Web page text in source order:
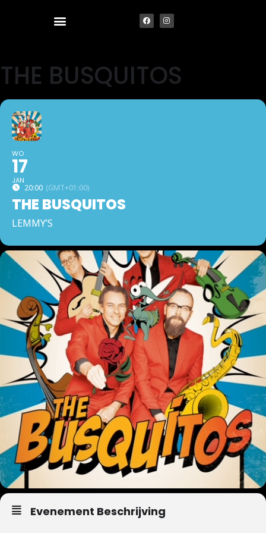
THE BUSQUITOS
WO
17
JAN
20:00 (GMT+01:00)
THE BUSQUITOS
LEMMY’S
Evenement Beschrijving